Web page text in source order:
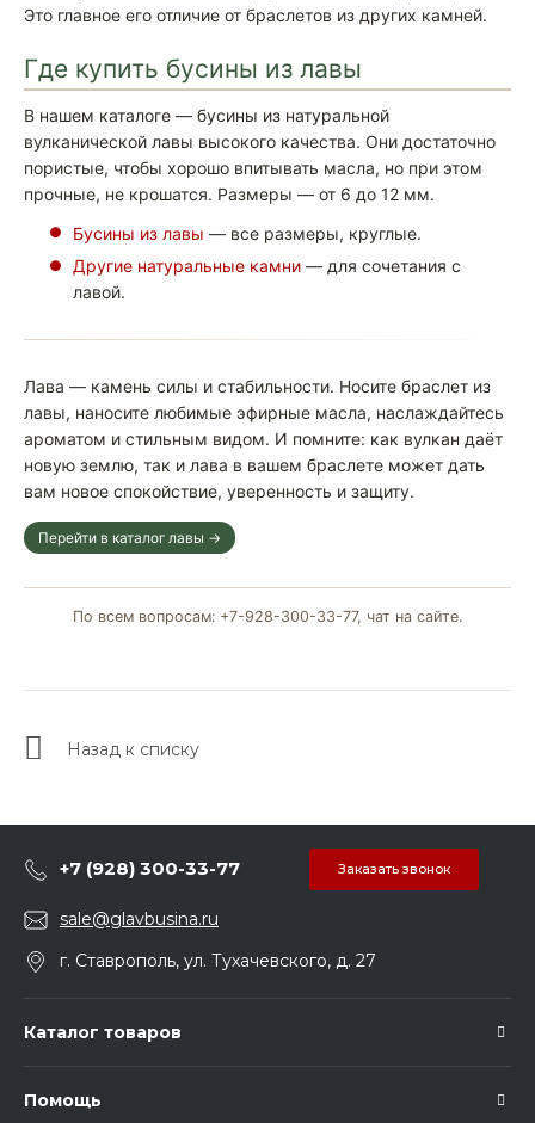
Это главное его отличие от браслетов из других камней.
Где купить бусины из лавы
В нашем каталоге — бусины из натуральной
вулканической лавы высокого качества. Они достаточно
пористые, чтобы хорошо впитывать масла, но при этом
прочные, не крошатся. Размеры — от 6 до 12 мм.
Бусины из лавы — все размеры, круглые.
Другие натуральные камни — для сочетания с
лавой.
Лава — камень силы и стабильности. Носите браслет из
лавы, наносите любимые эфирные масла, наслаждайтесь
ароматом и стильным видом. И помните: как вулкан даёт
новую землю, так и лава в вашем браслете может дать
вам новое спокойствие, уверенность и защиту.
Перейти в каталог лавы →
По всем вопросам: +7-928-300-33-77, чат на сайте.
Назад к списку
+7 (928) 300-33-77 Заказать звонок
sale@glavbusina.ru
г. Ставрополь, ул. Тухачевского, д. 27
Каталог товаров
Помощь